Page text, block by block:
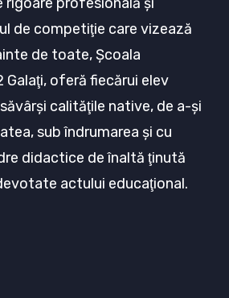
de competiţie care vizează
de toate, Şcoala
Galaţi, oferă fiecărui elev
calităţile native, de a-şi
sub îndrumarea şi cu
didactice de înaltă ţinută
actului educaţional.